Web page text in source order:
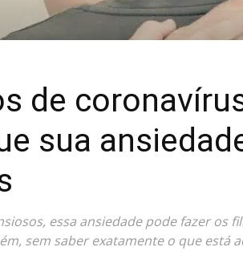
de
sua
essa ansiedade pode fazer os
sem saber exatamente o que está